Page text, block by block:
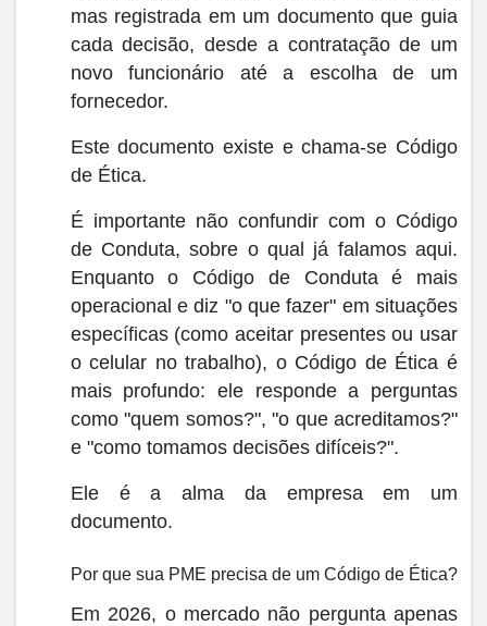
mas registrada em um documento que guia
cada decisão, desde a contratação de um
novo funcionário até a escolha de um
fornecedor.
Este documento existe e chama-se Código
de Ética.
É importante não confundir com o Código
de Conduta, sobre o qual já falamos aqui.
Enquanto o Código de Conduta é mais
operacional e diz "o que fazer" em situações
específicas (como aceitar presentes ou usar
o celular no trabalho), o Código de Ética é
mais profundo: ele responde a perguntas
como "quem somos?", "o que acreditamos?"
e "como tomamos decisões difíceis?".
Ele é aalma da empresa em um
documento.
Por que sua PME precisa de um Código de Ética?
Em 2026, o mercado não pergunta apenas